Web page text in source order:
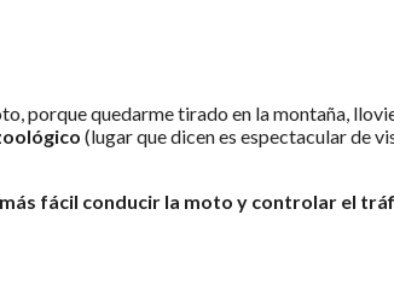
porque quedarme tirado en la montaña,
(lugar que dicen es espectacular de
fácil conducir la moto y controlar el